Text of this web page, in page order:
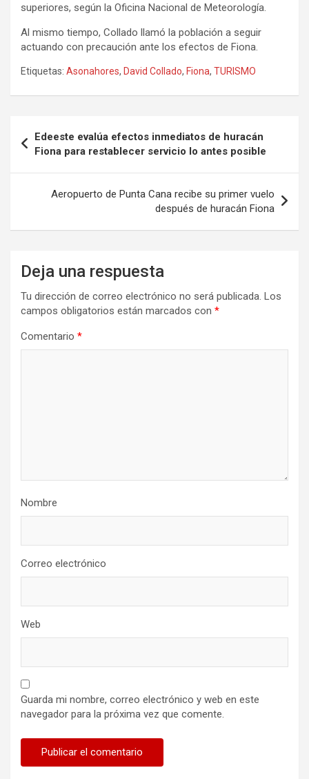
superiores, según la Oficina Nacional de Meteorología.
Al mismo tiempo, Collado llamó la población a seguir
actuando con precaución ante los efectos de Fiona.
Etiquetas: Asonahores, David Collado, Fiona, TURISMO
de
entradas
Edeeste evalúa efectos inmediatos de huracán
Fiona para restablecer servicio lo antes posible
Aeropuerto de Punta Cana recibe su primer vuelo
después de huracán Fiona
Deja una respuesta
Tu dirección de correo electrónico no será publicada. Los
campos obligatorios están marcados con *
Comentario *
Nombre
Correo electrónico
Web
Guarda mi nombre, correo electrónico y web en este
navegador para la próxima vez que comente.